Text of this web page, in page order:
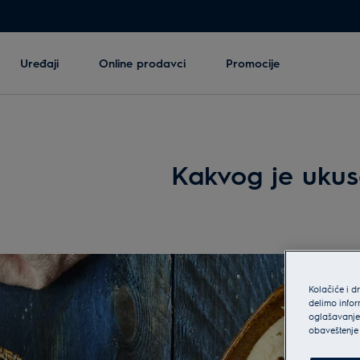
Uređaji Online prodavci Promocije
Kakvog je
Kolačiće i
delimo